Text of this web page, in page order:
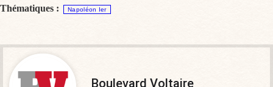
Thématiques : Napoléon Ier
Boulevard Voltaire